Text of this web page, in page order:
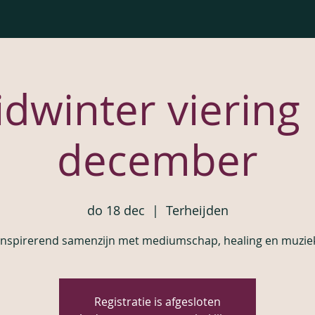
viering
december
do 18 dec
  |
Terheijden
samenzijn met mediumschap, healing en
Registratie is afgesloten